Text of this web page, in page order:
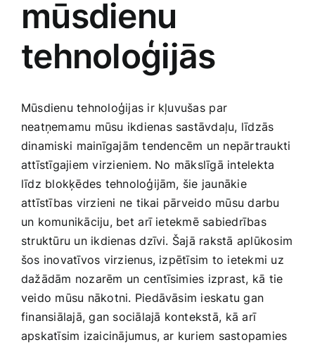
Medicīnas preces
Mobilie telefoni, planšetdatori
Pārtikas preces
Preces birojam
Preces pieaugušajiem
Rotaļlietas, bērnu preces
Smaržas, kosmētika
mūsdienu
tehnoloģijās
Mūsdienu tehnoloģijas ir kļuvušas ⁣par
neatņemamu mūsu​ ikdienas sastāvdaļu, līdzās
dinamiski⁢ mainīgajām tendencēm un nepārtraukti
attīstīgajiem‌ virzieniem. No mākslīgā intelekta
līdz blokķēdes tehnoloģijām, šie jaunākie
attīstības virzieni ne tikai pārveido mūsu darbu
un komunikāciju, bet ⁢arī ietekmē sabiedrības
struktūru​ un ‍ikdienas dzīvi. Šajā‍ rakstā aplūkosim‌
šos inovatīvos‍ virzienus, izpētīsim to ietekmi uz
dažādām nozarēm⁤ un centīsimies izprast, kā tie
veido mūsu nākotni. Piedāvāsim ieskatu gan
finansiālajā, gan sociālajā kontekstā, ⁣kā arī
apskatīsim izaicinājumus, ar kuriem sastopamies